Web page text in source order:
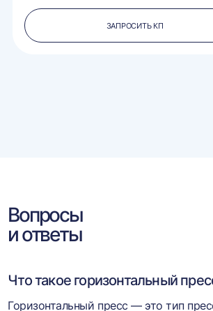
ЗАПРОСИТЬ КП
Вопросы
и ответы
Что такое горизонтальный
Горизонтальный пресс — это тип